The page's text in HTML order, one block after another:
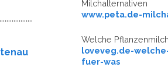
Milchalternativen
www.peta.de-
Welche
loveveg.de-
fuer-was